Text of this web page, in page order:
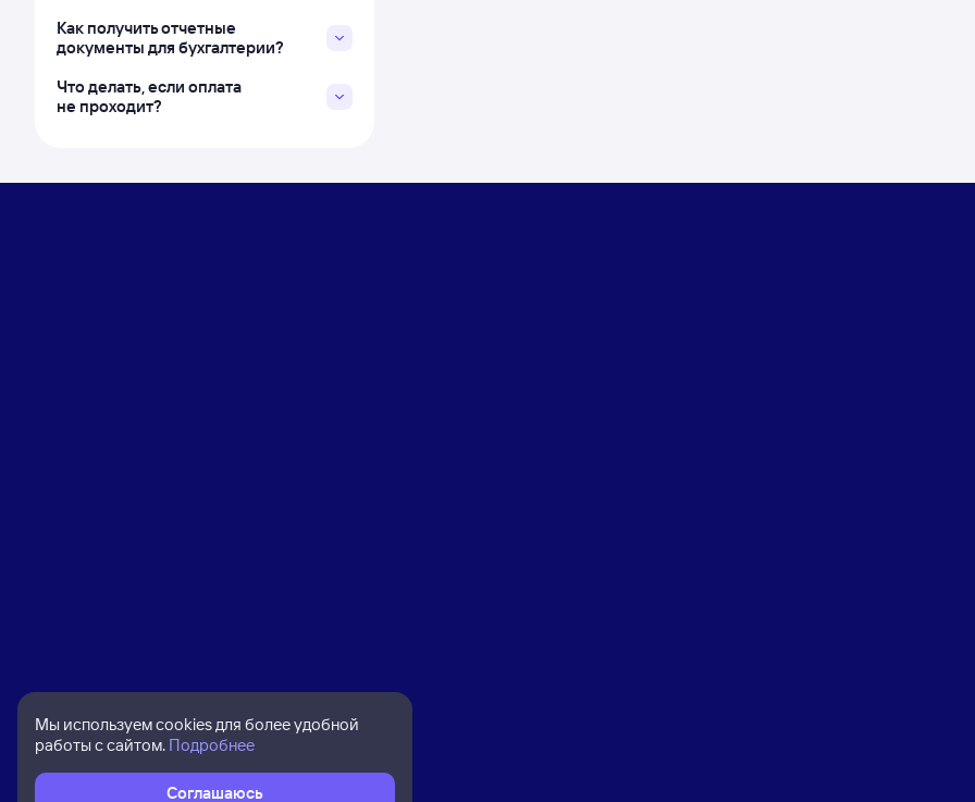
Как получить отчетные
документы для бухгалтерии?
Что делать, если оплата
не проходит?
Мы используем cookies для более удобной
работы с сайтом. Подробнее
Соглашаюсь